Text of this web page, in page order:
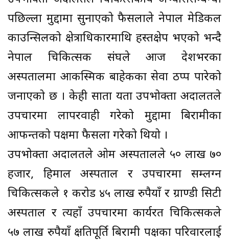
पछिल्ला मुद्दामा सुनाएको फैसलाले नेपाल मेडिकल
काउन्सिलको क्षेत्राधिकारमाथि हस्तक्षेप भएको भन्दै
नेपाल चिकित्सक संघले आज देशभरका
अस्पतालमा आकस्मिक बाहेकका सेवा ठप्प पारेको
जनाएको छ । केही साता यता उपभोक्ता अदालतले
उपचारमा लापरवाही गरेको मुद्दामा बिरामीका
आफन्तको पक्षमा फैसला गरेको थियो ।
उपभोक्ता अदालतले ओम अस्पतालले ५० लाख ७०
हजार, हिमाल अस्पताल र उपचारमा सम्लग्न
चिकित्सकले १ करोड ४५ लाख रुपैयाँ र ग्राण्डी सिटी
अस्पताल र त्यहाँ उपचारमा कार्यरत चिकित्सकले
५७ लाख रुपैयाँ क्षतिपूर्ति बिरामी पक्षका परिवारलाई